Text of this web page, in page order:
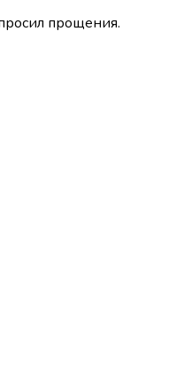
прощения.